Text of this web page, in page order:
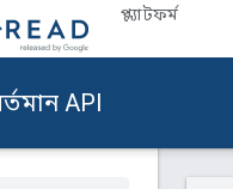
প্ল্যাটফর্ম
API